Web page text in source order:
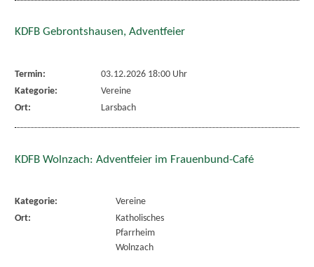
KDFB Gebrontshausen, Adventfeier
Termin:
03.12.2026 18:00 Uhr
Kategorie:
Vereine
Ort:
Larsbach
KDFB Wolnzach: Adventfeier im Frauenbund-Café
Kategorie:
Vereine
Ort:
Katholisches
Pfarrheim
Wolnzach